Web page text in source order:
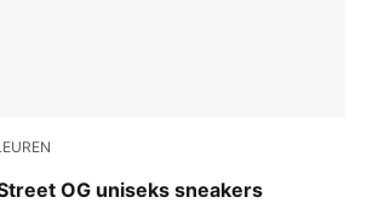
OG uniseks sneakers
Jelly-PUMA Silver